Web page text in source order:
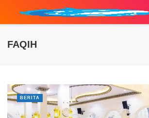
FAQIH
BERITA